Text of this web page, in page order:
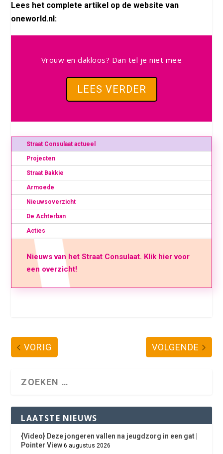
Lees het complete artikel op de website van
oneworld.nl:
Vrouw en dakloos? Dan tel je niet mee
LEES VERDER
Straat Consulaat actueel
Projecten
Straat Bakkie
Armoede
Nieuwsoverzicht
De Achterban
Acties
Nieuws van het Straat Consulaat. Klik hier voor
een overzicht!
VORIG VOLGENDE
LAATSTE NIEUWS
{Video} Deze jongeren vallen na jeugdzorg in een gat |
Pointer View 6 augustus 2026